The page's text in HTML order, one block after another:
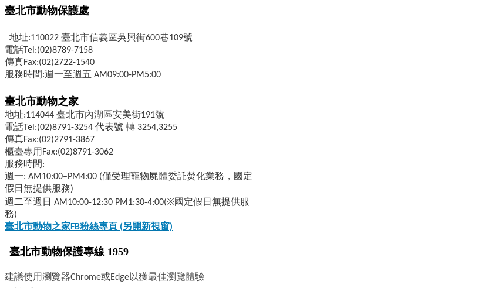
臺北市動物保護處
地址:110022 臺北市信義區吳興街600巷109號
電話Tel:(02)8789-7158
傳真Fax:(02)2722-1540
服務時間:週一至週五 AM09:00-PM5:00
臺北市動物之家
地址:114044 臺北市內湖區安美街191號
電話Tel:(02)8791-3254 代表號 轉 3254,3255
傳真Fax:(02)2791-3867
櫃臺專用Fax:(02)8791-3062
服務時間:
週一: AM10:00–PM4:00 (僅受理寵物屍體委託焚化業務，國定
假日無提供服務)
週二至週日 AM10:00-12:30 PM1:30-4:00(※國定假日無提供服
務)
臺北市動物之家FB粉絲專頁 (另開新視窗)
臺北市動物保護專線 1959
建議使用瀏覽器Chrome或Edge以獲最佳瀏覽體驗